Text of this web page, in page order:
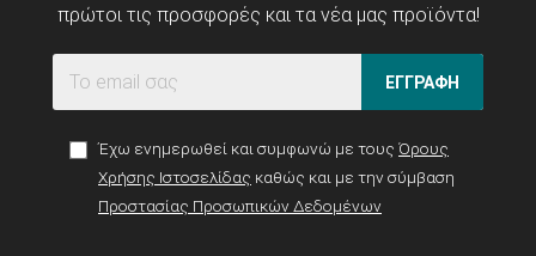
πρώτοι τις προσφορές και τα νέα μας προϊόντα!
ΕΓΓΡΑΦΗ
Έχω ενημερωθεί και συμφωνώ με τους Όρους
Χρήσης Ιστοσελίδας καθώς και με την σύμβαση
Προστασίας Προσωπικών Δεδομένων